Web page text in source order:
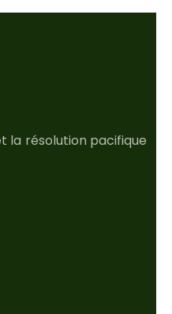
la résolution pacifique